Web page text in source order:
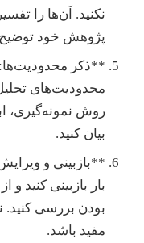
نکنید. آن‌ها را
پژوهش خود توضیح
**ذکر
محدودیت‌های تحلیل
روش نمونه‌گیری،
بیان کنید.
**بازبینی و
بار بازبینی کنید
بودن بررسی
مفید باشد.